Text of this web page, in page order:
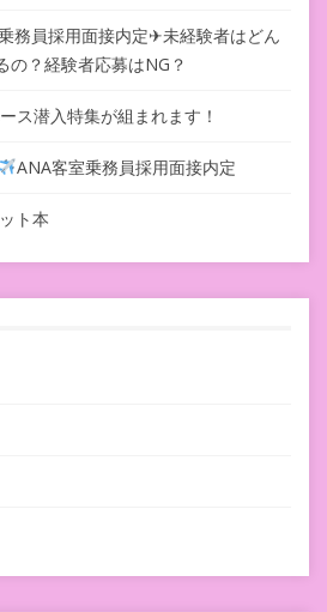
務員採用面接内定✈未経験者はどん
の？経験者応募はNG？
ス潜入特集が組まれます！
ANA客室乗務員採用面接内定
ト本